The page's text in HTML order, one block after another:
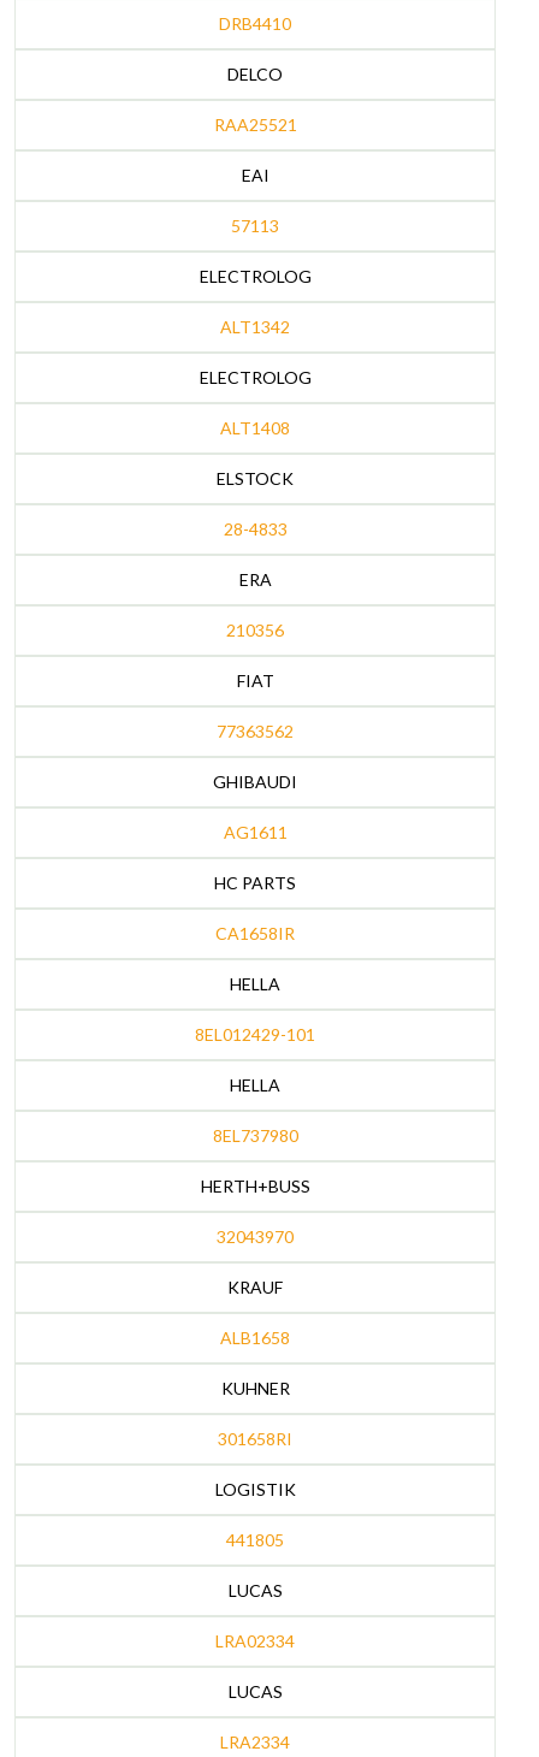
DRB4410
DELCO
RAA25521
EAI
57113
ELECTROLOG
ALT1342
ELECTROLOG
ALT1408
ELSTOCK
28-4833
ERA
210356
FIAT
77363562
GHIBAUDI
AG1611
HC PARTS
CA1658IR
HELLA
8EL012429-101
HELLA
8EL737980
HERTH+BUSS
32043970
KRAUF
ALB1658
KUHNER
301658RI
LOGISTIK
441805
LUCAS
LRA02334
LUCAS
LRA2334